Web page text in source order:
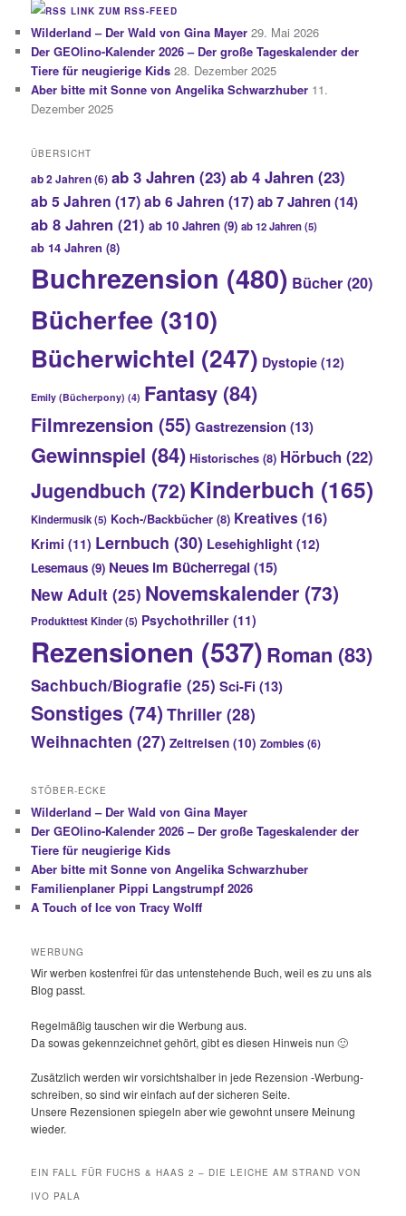
LINK ZUM RSS-FEED
Wilderland – Der Wald von Gina Mayer 29. Mai 2026
Der GEOlino-Kalender 2026 – Der große Tageskalender der
Tiere für neugierige Kids 28. Dezember 2025
Aber bitte mit Sonne von Angelika Schwarzhuber 11.
Dezember 2025
ÜBERSICHT
ab 2 Jahren(6) ab 3 Jahren (23) ab 4 Jahren (23)
ab 5 Jahren (17)ab 6 Jahren (17)ab 7 Jahren(14)
ab 8 Jahren (21) ab 10 Jahren (9) ab 12 Jahren(5)
ab 14 Jahren (8)
Buchrezension (480) Bücher (20)
Bücherfee (310)
Bücherwichtel (247) Dystopie (12)
Emily (Bücherpony) (4) Fantasy (84)
Filmrezension (55) Gastrezension (13)
Gewinnspiel (84) Historisches (8) Hörbuch (22)
Jugendbuch (72)Kinderbuch (165)
Kindermusik(5) Koch-/Backbücher (8) Kreatives (16)
Krimi (11) Lernbuch (30) Lesehighlight (12)
Lesemaus (9) Neues im Bücherregal(15)
New Adult (25) Novemskalender(73)
Produkttest Kinder(5) Psychothriller (11)
Rezensionen (537)Roman (83)
Sachbuch/Biografie (25) Sci-Fi (13)
Sonstiges (74) Thriller (28)
Weihnachten (27) Zeitreisen (10) Zombies(6)
STÖBER-ECKE
Wilderland – Der Wald von Gina Mayer
Der GEOlino-Kalender 2026 – Der große Tageskalender der
Tiere für neugierige Kids
Aber bitte mit Sonne von Angelika Schwarzhuber
Familienplaner Pippi Langstrumpf 2026
A Touch of Ice von Tracy Wolff
WERBUNG
Wir werben kostenfrei für das untenstehende Buch, weil es zu uns als
Blog passt.
Regelmäßig tauschen wir die Werbung aus.
Da sowas gekennzeichnet gehört, gibt es diesen Hinweis nun 🙂
Zusätzlich werden wir vorsichtshalber in jede Rezension -Werbung-
schreiben, so sind wir einfach auf der sicheren Seite.
Unsere Rezensionen spiegeln aber wie gewohnt unsere Meinung
wieder.
EIN FALL FÜR FUCHS & HAAS 2 – DIE LEICHE AM STRAND VON
IVO PALA